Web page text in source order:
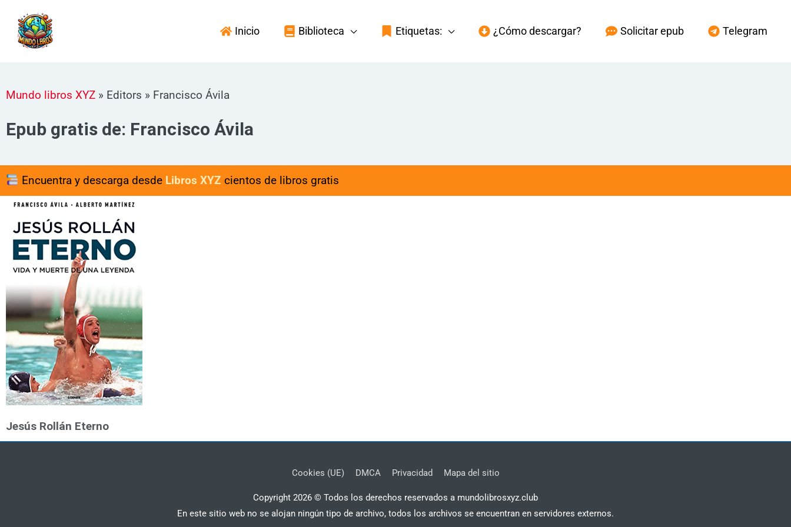
contenido
Inicio Biblioteca Etiquetas: ¿Cómo descargar? Solicitar epub Telegram
Mundo libros XYZ » Editors » Francisco Ávila
Epub gratis de: Francisco Ávila
Encuentra y descarga desde Libros XYZ cientos de libros gratis
Jesús Rollán Eterno
Cookies (UE) DMCA Privacidad Mapa del sitio
Copyright 2026 © Todos los derechos reservados a mundolibrosxyz.club
En este sitio web no se alojan ningún tipo de archivo, todos los archivos se encuentran en servidores externos.